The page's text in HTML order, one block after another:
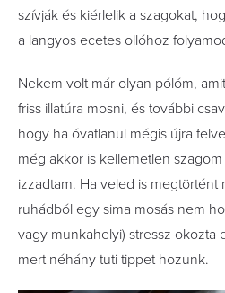
szívják és kiérlelik a szagokat,
a langyos ecetes ollóhoz
Nekem volt már olyan pólóm,
friss illatúra mosni, és további
hogy ha óvatlanul mégis újra
még akkor is kellemetlen
izzadtam. Ha veled is megtörtént
ruhádból egy sima mosás nem
vagy munkahelyi) stressz okozta
mert néhány tuti tippet hozunk.